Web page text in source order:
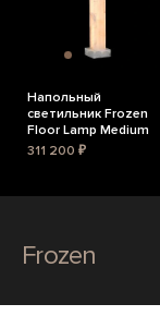
Напольный
светильник Frozen
Floor Lamp Medium
311 200 ₽
Frozen